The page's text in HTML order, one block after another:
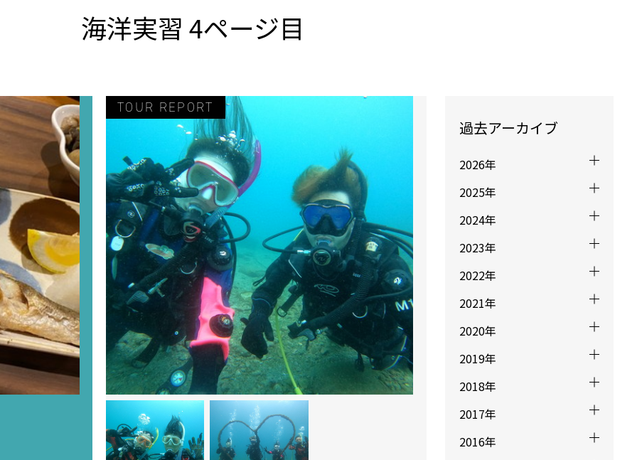
海洋実習 4ページ目
過去アーカイブ
2026年
2025年
2024年
2023年
2022年
2021年
2020年
2019年
2018年
2017年
2016年